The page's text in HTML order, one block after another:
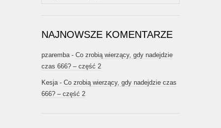
NAJNOWSZE KOMENTARZE
pzaremba - Co zrobią wierzący, gdy nadejdzie
czas 666? – część 2
Kesja - Co zrobią wierzący, gdy nadejdzie czas
666? – część 2